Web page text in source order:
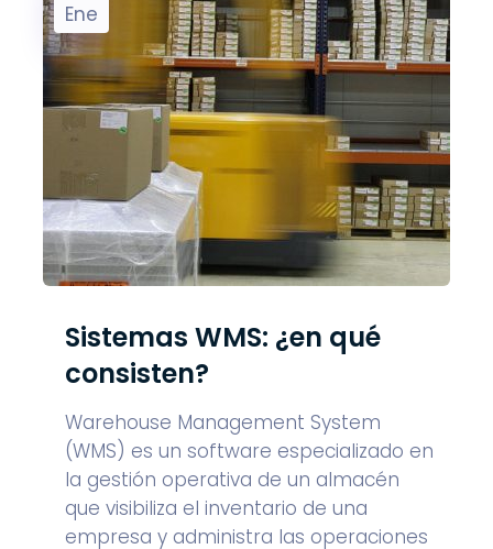
Ene
Sistemas WMS: ¿en qué
consisten?
Warehouse Management System
(WMS) es un software especializado en
la gestión operativa de un almacén
que visibiliza el inventario de una
empresa y administra las operaciones